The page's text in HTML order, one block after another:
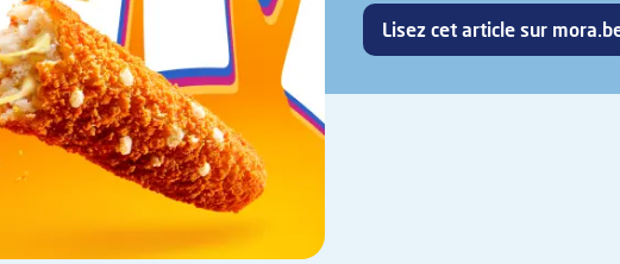
Lisez cet article sur